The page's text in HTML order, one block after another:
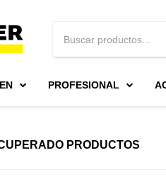
PROFESIONAL
PRODUCTOS